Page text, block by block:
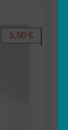
5,50 €